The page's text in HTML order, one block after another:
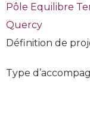
Pôle Equilibre
Quercy
Définition de
Type